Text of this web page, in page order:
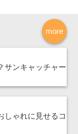
more
サンキャッチャー
しゃれに見せるコ